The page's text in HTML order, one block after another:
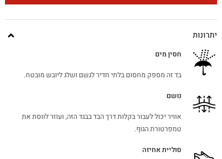
יתרונות
חסין מים
בד זה מספק מחסום בלתי חדיר לגשם ושלג ליובש מובטח.
נושם
אוויר יכול לעבור בקלות דרך הבד בבגד הזה, ועוזר לווסת את
טמפרטורת הגוף.
סוליית אחיזה